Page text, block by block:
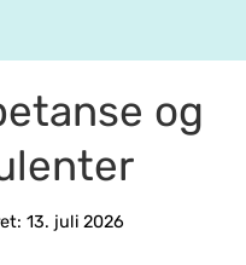
og
13. juli 2026